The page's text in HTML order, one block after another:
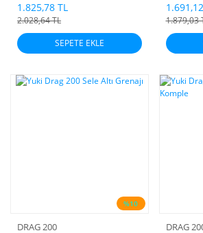
1.825,78 TL
2.028,64 TL
SEPETE EKLE
1.879,03
%10
DRAG 200
DRAG